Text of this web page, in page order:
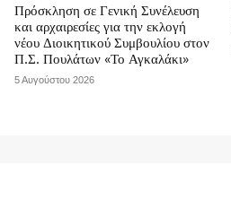
Πρόσκληση σε Γενική Συνέλευση
και αρχαιρεσίες για την εκλογή
νέου Διοικητικού Συμβουλίου στον
Π.Σ. Πουλάτων «Το Αγκαλάκι»
5 Αυγούστου 2026